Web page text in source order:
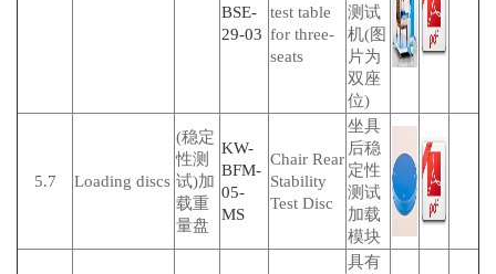
BSE-
29-03
test table
for three-
seats
测试
机(图
片为
双座
位)
5.7 Loading discs
(稳定
性测
试)加
载重
量盘
KW-
BFM-
05-
MS
Chair Rear
Stability
Test Disc
坐具
后稳
定性
测试
加载
模块
具有